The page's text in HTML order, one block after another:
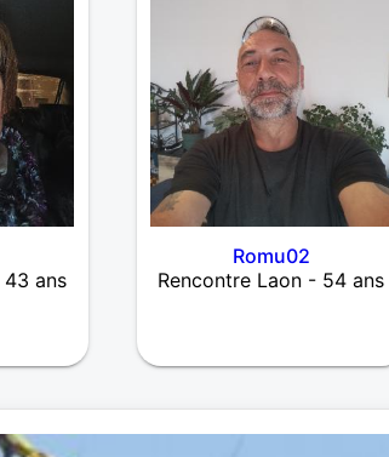
ans
Romu02
Rencontre Laon - 54 ans